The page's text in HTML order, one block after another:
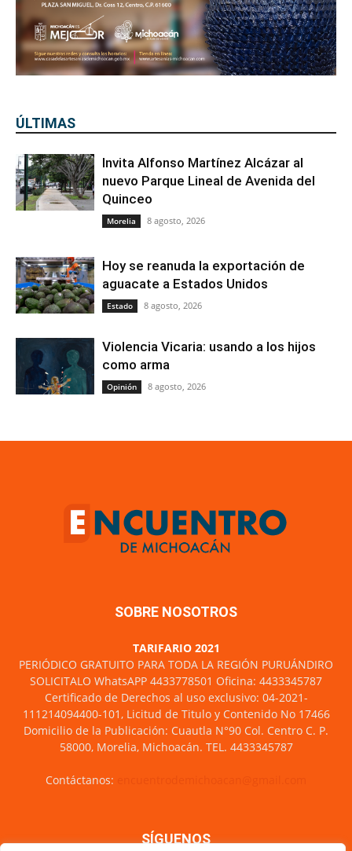
ÚLTIMAS
Invita Alfonso Martínez Alcázar al
nuevo Parque Lineal de Avenida del
Quinceo
Morelia 8 agosto, 2026
Hoy se reanuda la exportación de
aguacate a Estados Unidos
Estado 8 agosto, 2026
Violencia Vicaria: usando a los hijos
como arma
Opinión 8 agosto, 2026
SOBRE NOSOTROS
TARIFARIO 2021
PERIÓDICO GRATUITO PARA TODA LA REGIÓN PURUÁNDIRO
SOLICITALO WhatsAPP 4433778501 Oficina: 4433345787
Certificado de Derechos al uso exclusivo: 04-2021-
111214094400-101, Licitud de Titulo y Contenido No 17466
Domicilio de la Publicación: Cuautla N°90 Col. Centro C. P.
58000, Morelia, Michoacán. TEL. 4433345787
Contáctanos:
SÍGUENOS